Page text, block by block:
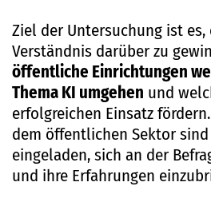
Ziel der Untersuchung ist es,
Verständnis darüber zu
öffentliche Einrichtungen
Thema KI umgehen und
erfolgreichen Einsatz
dem öffentlichen Sektor
eingeladen, sich an der
und ihre Erfahrungen